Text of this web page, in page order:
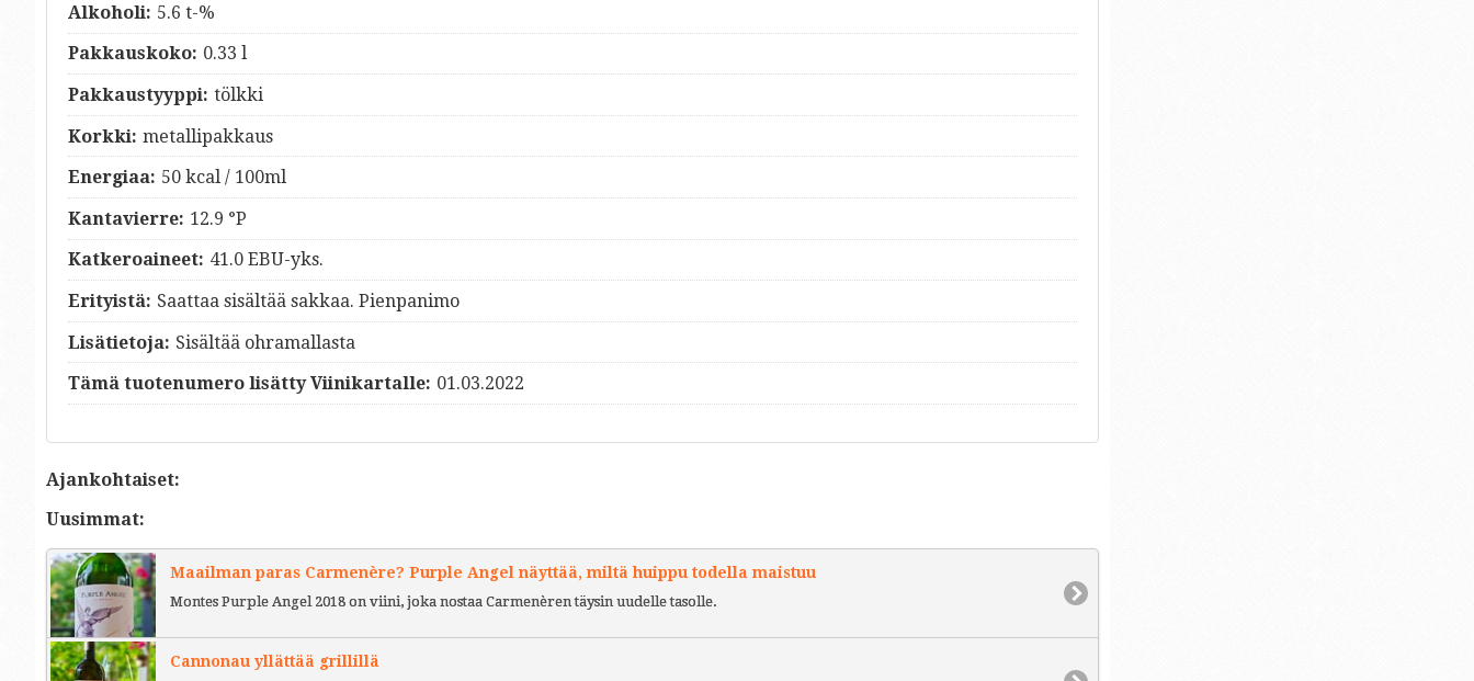
Alkoholi: 5.6 t-%
Pakkauskoko: 0.33 l
Pakkaustyyppi: tölkki
Korkki: metallipakkaus
Energiaa: 50 kcal / 100ml
Kantavierre: 12.9 °P
Katkeroaineet: 41.0 EBU-yks.
Erityistä: Saattaa sisältää sakkaa. Pienpanimo
Lisätietoja: Sisältää ohramallasta
Tämä tuotenumero lisätty Viinikartalle: 01.03.2022
Ajankohtaiset:
Uusimmat:
Maailman paras Carmenère? Purple Angel näyttää, miltä huippu todella maistuu
Montes Purple Angel 2018 on viini, joka nostaa Carmenèren täysin uudelle tasolle.
Cannonau yllättää grillillä